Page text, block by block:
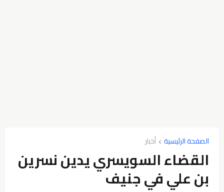
الصفحة الرئيسية أخبار
القضاء السويسري يدين نسرين
بن علي في جنيف